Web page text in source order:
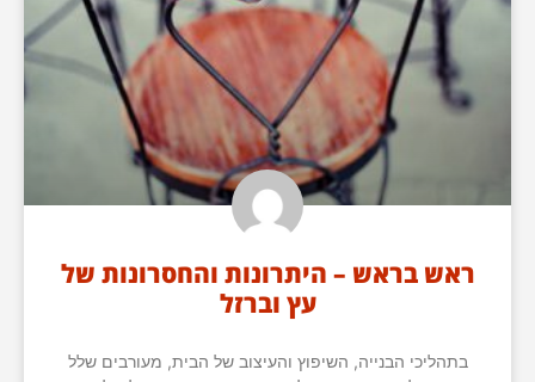
ראש בראש – היתרונות והחסרונות של
עץ וברזל
בתהליכי הבנייה, השיפוץ והעיצוב של הבית, מעורבים שלל